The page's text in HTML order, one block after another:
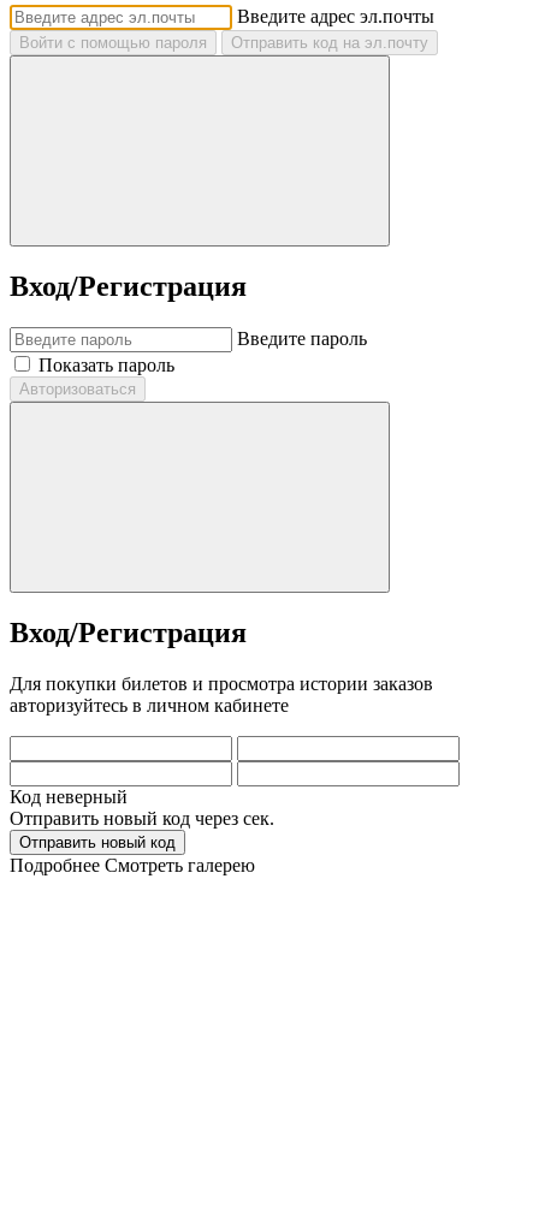
Введите адрес эл.почты
Войти с помощью пароля Отправить код на эл.почту
Вход/Регистрация
Введите пароль
Показать пароль
Авторизоваться
Вход/Регистрация
Для покупки билетов и просмотра истории заказов
авторизуйтесь в личном кабинете
Код неверный
Отправить новый код через сек.
Отправить новый код
Подробнее Смотреть галерею